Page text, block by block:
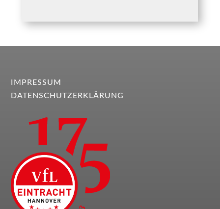
IMPRESSUM
DATENSCHUTZERKLÄRUNG